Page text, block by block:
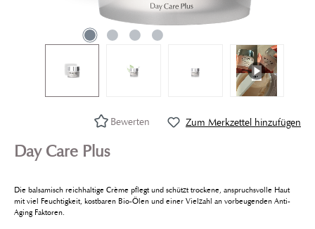
Zum Merkzettel hinzufügen
Bewerten
Day Care Plus
Die balsamisch reichhaltige Crème pflegt und schützt trockene, anspruchsvolle Haut
mit viel Feuchtigkeit, kostbaren Bio-Ölen und einer Vielzahl an vorbeugenden Anti-
Aging Faktoren.